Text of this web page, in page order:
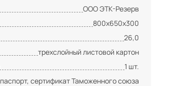
ООО ЭТК-Резерв
800х650х300
26,0
трехслойный листовой картон
1 шт.
паспорт, сертификат Таможенного союза